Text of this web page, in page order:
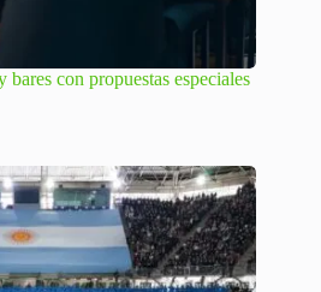
con propuestas especiales